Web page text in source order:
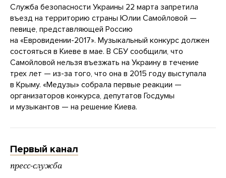
Служба безопасности Украины 22 марта запретила
въезд на территорию страны Юлии Самойловой —
певице, представляющей Россию
на «Евровидении-2017». Музыкальный конкурс должен
состояться в Киеве в мае. В СБУ сообщили, что
Самойловой нельзя въезжать на Украину в течение
трех лет — из-за того, что она в 2015 году выступала
в Крыму. «Медузы» собрала первые реакции —
организаторов конкурса, депутатов Госдумы
и музыкантов — на решение Киева.
Первый канал
пресс-служба